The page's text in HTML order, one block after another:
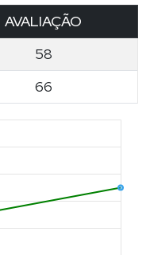
AVALIAÇÃO
58
66